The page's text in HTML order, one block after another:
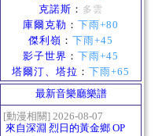
克諾斯 ： 多雲
庫爾克勒 ： 下雨+80
傑利嶺 ： 下雨+45
影子世界 ： 下雨+45
塔爾汀、塔拉 ： 下雨+65
最新音樂廳樂譜
[動漫相關] 2026-08-07
來自深淵 烈日的黃金鄉 OP